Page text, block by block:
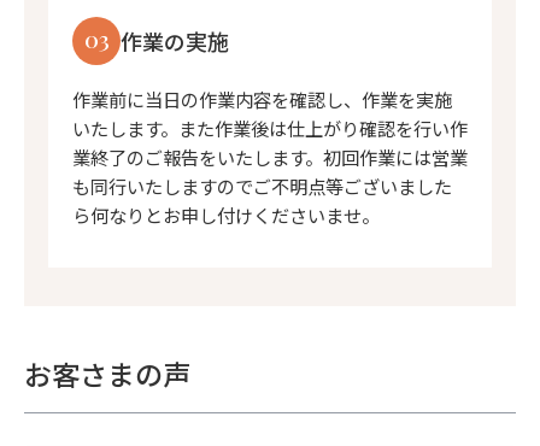
03 作業の実施
作業前に当日の作業内容を確認し、作業を実施
いたします。また作業後は仕上がり確認を行い作
業終了のご報告をいたします。初回作業には営業
も同行いたしますのでご不明点等ございました
ら何なりとお申し付けくださいませ。
お客さまの声